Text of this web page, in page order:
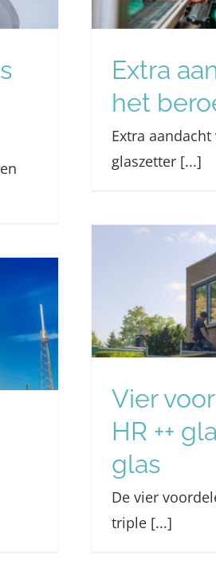
Extra
het
Extra
glaszetter [...]
HR
Vier
HR ++
glas
De vier
triple [...]